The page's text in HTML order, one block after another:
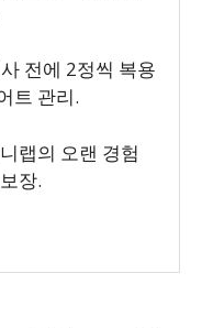
전에 2정씩 복용
트 관리.
랩의 오랜 경험
장.